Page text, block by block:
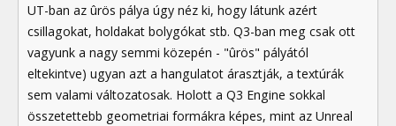
UT-ban az ûrös pálya úgy néz ki, hogy látunk azért
csillagokat, holdakat bolygókat stb. Q3-ban meg csak ott
vagyunk a nagy semmi közepén - "ûrös" pályától
eltekintve) ugyan azt a hangulatot árasztják, a textúrák
sem valami változatosak. Holott a Q3 Engine sokkal
összetettebb geometriai formákra képes, mint az Unreal